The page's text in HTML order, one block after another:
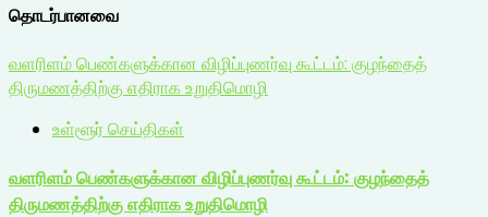
தொடர்பானவை
வளரிளம் பெண்களுக்கான விழிப்புணர்வு கூட்டம்: குழந்தைத்
திருமணத்திற்கு எதிராக உறுதிமொழி
உள்ளூர் செய்திகள்
வளரிளம் பெண்களுக்கான விழிப்புணர்வு கூட்டம்: குழந்தைத்
திருமணத்திற்கு எதிராக உறுதிமொழி